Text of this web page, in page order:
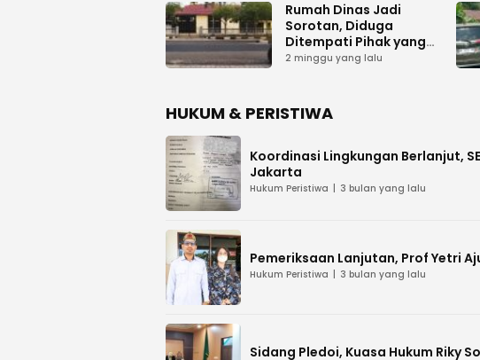
Rumah Dinas Jadi
Sorotan, Diduga
Ditempati Pihak yang
Tak Berhak
2 minggu yang lalu
HUKUM & PERISTIWA
Koordinasi Lingkungan Berlanjut,
Jakarta
Hukum Peristiwa 3 bulan yang lalu
Pemeriksaan Lanjutan, Prof Yetri
Hukum Peristiwa 3 bulan yang lalu
Sidang Pledoi, Kuasa Hukum Riky